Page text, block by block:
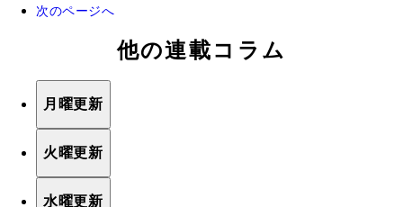
次のページへ
他の連載コラム
月曜更新
火曜更新
水曜更新